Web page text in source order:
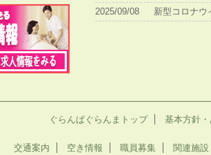
2025/09/08
新型コロナ
ぐらんぱぐらんまトップ 基本方針
交通案内 空き情報 職員募集 関連施設